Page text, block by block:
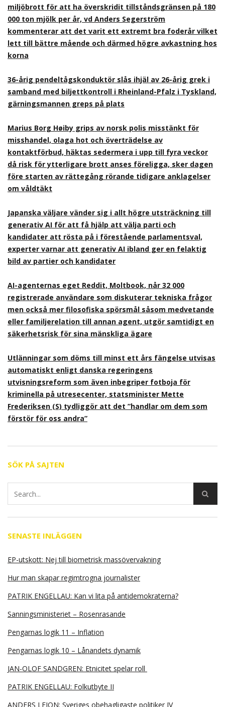
miljöbrott för att ha överskridit tillståndsgränsen på 180
000 ton mjölk per år, vd Anders Segerström
kommenterar att det varit ett extremt bra foderår vilket
lett till bättre mående och därmed högre avkastning hos
korna
36-årig pendeltågskonduktör slås ihjäl av 26-årig grek i
samband med biljettkontroll i Rheinland-Pfalz i Tyskland,
gärningsmannen greps på plats
Marius Borg Høiby grips av norsk polis misstänkt för
misshandel, olaga hot och överträdelse av
kontaktförbud, häktas sedermera i upp till fyra veckor
då risk för ytterligare brott anses föreligga, sker dagen
före starten av rättegång rörande tidigare anklagelser
om våldtäkt
Japanska väljare vänder sig i allt högre utsträckning till
generativ AI för att få hjälp att välja parti och
kandidater att rösta på i förestående parlamentsval,
experter varnar att generativ AI ibland ger en felaktig
bild av partier och kandidater
AI-agenternas eget Reddit, Moltbook, når 32 000
registrerade användare som diskuterar tekniska frågor
men också mer filosofiska spörsmål såsom medvetande
eller familjerelation till annan agent, utgör samtidigt en
säkerhetsrisk för sina mänskliga ägare
Utlänningar som döms till minst ett års fängelse utvisas
automatiskt enligt danska regeringens
utvisningsreform som även inbegriper fotboja för
kriminella på utresecenter, statsminister Mette
Frederiksen (S) tydliggör att det ”handlar om dem som
förstör för oss andra”
SÖK PÅ SAJTEN
SENASTE INLÄGGEN
EP-utskott: Nej till biometrisk massövervakning
Hur man skapar regimtrogna journalister
PATRIK ENGELLAU: Kan vi lita på antidemokraterna?
Sanningsministeriet – Rosenrasande
Pengarnas logik 11 – Inflation
Pengarnas logik 10 – Lånandets dynamik
JAN-OLOF SANDGREN: Etnicitet spelar roll
PATRIK ENGELLAU: Folkutbyte II
ANDERS LEION: Sveriges obehagligaste politiker IV